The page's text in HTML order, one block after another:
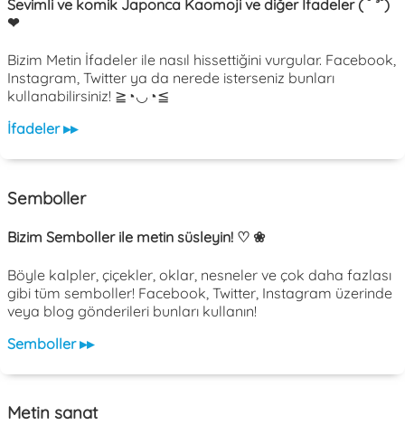
Sevimli ve komik Japonca Kaomoji ve diğer İfadeler ( ˘ ³˘)
❤
Bizim Metin İfadeler ile nasıl hissettiğini vurgular. Facebook,
Instagram, Twitter ya da nerede isterseniz bunları
kullanabilirsiniz! ≧◔◡◔≦
İfadeler ▸▸
Semboller
Bizim Semboller ile metin süsleyin! ♡ ❀
Böyle kalpler, çiçekler, oklar, nesneler ve çok daha fazlası
gibi tüm semboller! Facebook, Twitter, Instagram üzerinde
veya blog gönderileri bunları kullanın!
Semboller ▸▸
Metin sanat